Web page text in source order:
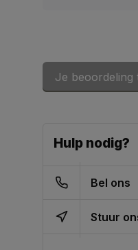
Je beoordeling
Hulp nodig?
Bel ons
Stuur